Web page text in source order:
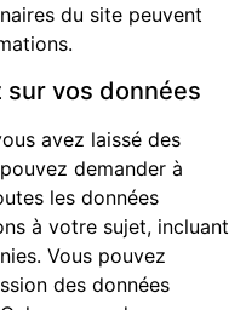
du site peuvent
sur vos données
avez laissé des
demander à
les données
à votre sujet, incluant
Vous pouvez
des données